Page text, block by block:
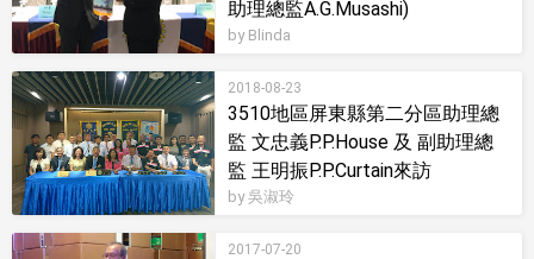
助理總監A.G.Musashi)
by Blinda
2018-08-23
3510地區屏東縣第二分區助理總
監 文忠義P.P.House 及 副助理總
監 王明振P.P.Curtain來訪
by 吳淑玲
2017-07-20